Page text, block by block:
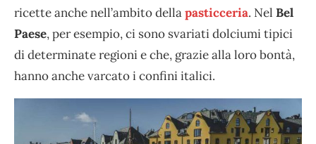
ricette anche nell’ambito dellapasticceria. Nel Bel
Paese, per esempio, ci sono svariati dolciumi tipici
di determinate regioni e che, grazie alla loro bontà,
hanno anche varcato i confini italici.